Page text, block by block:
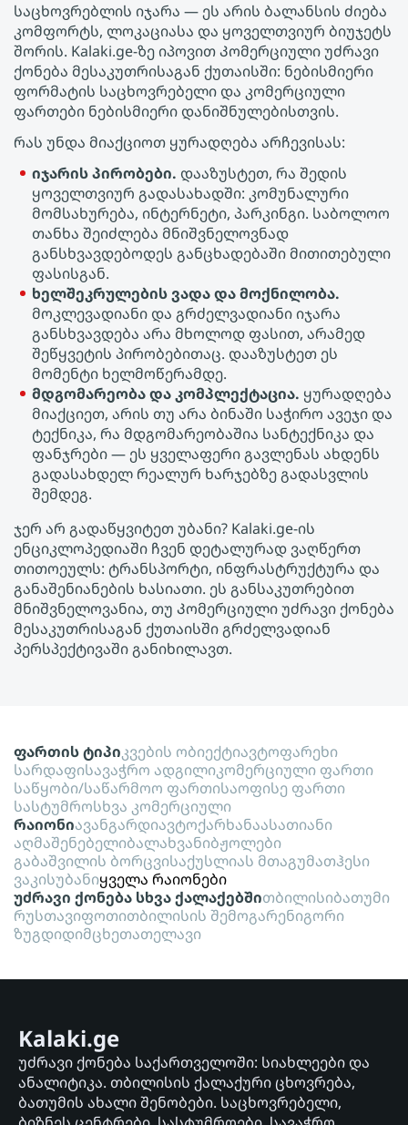
საცხოვრებლის იჯარა — ეს არის ბალანსის ძიება
კომფორტს, ლოკაციასა და ყოველთვიურ ბიუჯეტს
შორის. Kalaki.ge-ზე იპოვით Კომერციული უძრავი
ქონება მესაკუთრისაგან ქუთაისში: ნებისმიერი
ფორმატის საცხოვრებელი და კომერციული
ფართები ნებისმიერი დანიშნულებისთვის.
რას უნდა მიაქციოთ ყურადღება არჩევისას:
იჯარის პირობები. დააზუსტეთ, რა შედის
ყოველთვიურ გადასახადში: კომუნალური
მომსახურება, ინტერნეტი, პარკინგი. საბოლოო
თანხა შეიძლება მნიშვნელოვნად
განსხვავდებოდეს განცხადებაში მითითებული
ფასისგან.
ხელშეკრულების ვადა და მოქნილობა.
მოკლევადიანი და გრძელვადიანი იჯარა
განსხვავდება არა მხოლოდ ფასით, არამედ
შეწყვეტის პირობებითაც. დააზუსტეთ ეს
მომენტი ხელმოწერამდე.
მდგომარეობა და კომპლექტაცია. ყურადღება
მიაქციეთ, არის თუ არა ბინაში საჭირო ავეჯი და
ტექნიკა, რა მდგომარეობაშია სანტექნიკა და
ფანჯრები — ეს ყველაფერი გავლენას ახდენს
გადასახდელ რეალურ ხარჯებზე გადასვლის
შემდეგ.
ჯერ არ გადაწყვიტეთ უბანი? Kalaki.ge-ის
ენციკლოპედიაში ჩვენ დეტალურად ვაღწერთ
თითოეულს: ტრანსპორტი, ინფრასტრუქტურა და
განაშენიანების ხასიათი. ეს განსაკუთრებით
მნიშვნელოვანია, თუ Კომერციული უძრავი ქონება
მესაკუთრისაგან ქუთაისში გრძელვადიან
პერსპექტივაში განიხილავთ.
ფართის ტიპიკვების ობიექტიავტოფარეხი
სარდაფისავაჭრო ადგილიკომერციული ფართი
საწყობი/საწარმოო ფართისაოფისე ფართი
სასტუმროსხვა კომერციული
რაიონიავანგარდიავტოქარხანაასათიანი
აღმაშენებელიბალახვანიბჟოლები
გაბაშვილის ბორცვისაქუსლიას მთაგუმათჰესი
ვაკისუბანიყველა რაიონები
უძრავი ქონება სხვა ქალაქებშითბილისიბათუმი
რუსთავიფოთითბილისის შემოგარენიგორი
ზუგდიდიმცხეთათელავი
Kalaki.ge
უძრავი ქონება საქართველოში: სიახლეები და
ანალიტიკა. თბილისის ქალაქური ცხოვრება,
ბათუმის ახალი შენობები. საცხოვრებელი,